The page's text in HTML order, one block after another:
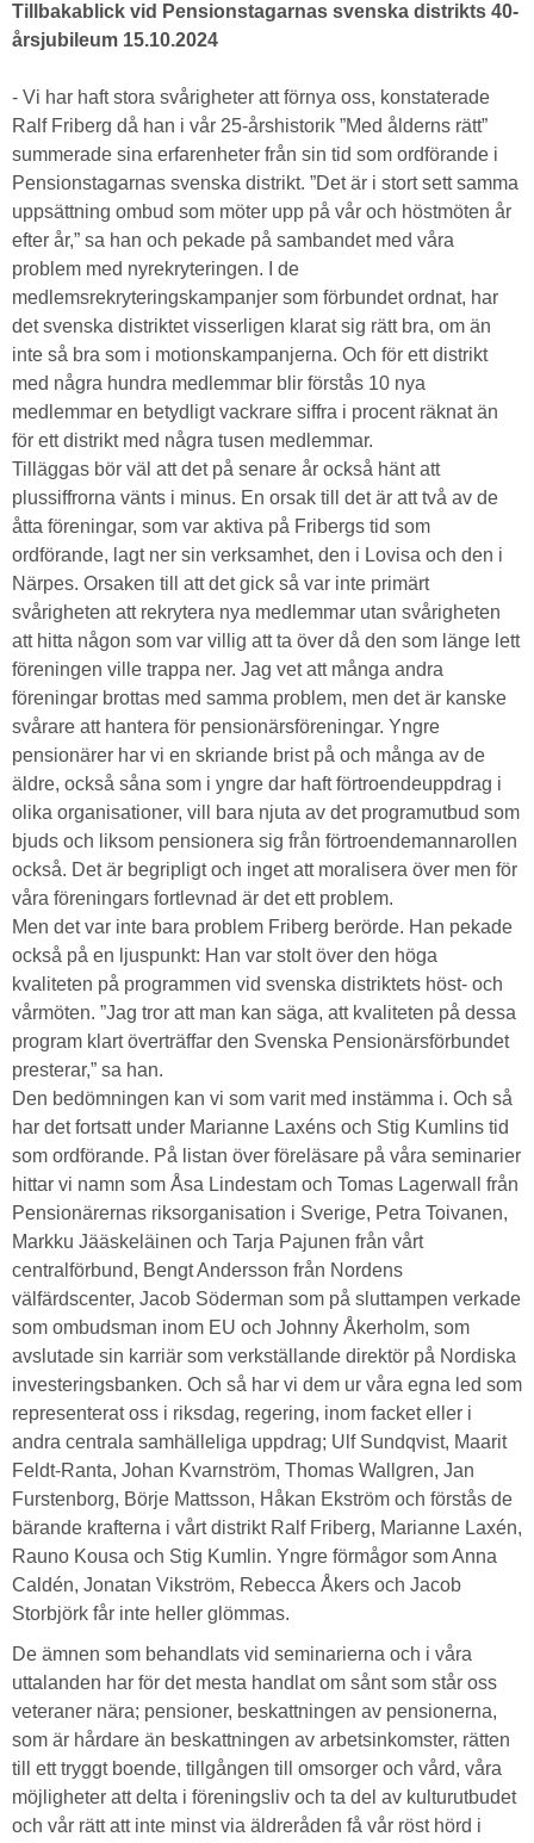
Tillbakablick vid Pensionstagarnas svenska distrikts 40-
årsjubileum 15.10.2024
- Vi har haft stora svårigheter att förnya oss, konstaterade
Ralf Friberg då han i vår 25-årshistorik ”Med ålderns rätt”
summerade sina erfarenheter från sin tid som ordförande i
Pensionstagarnas svenska distrikt. ”Det är i stort sett samma
uppsättning ombud som möter upp på vår och höstmöten år
efter år,” sa han och pekade på sambandet med våra
problem med nyrekryteringen. I de
medlemsrekryteringskampanjer som förbundet ordnat, har
det svenska distriktet visserligen klarat sig rätt bra, om än
inte så bra som i motionskampanjerna. Och för ett distrikt
med några hundra medlemmar blir förstås 10 nya
medlemmar en betydligt vackrare siffra i procent räknat än
för ett distrikt med några tusen medlemmar.
Tilläggas bör väl att det på senare år också hänt att
plussiffrorna vänts i minus. En orsak till det är att två av de
åtta föreningar, som var aktiva på Fribergs tid som
ordförande, lagt ner sin verksamhet, den i Lovisa och den i
Närpes. Orsaken till att det gick så var inte primärt
svårigheten att rekrytera nya medlemmar utan svårigheten
att hitta någon som var villig att ta över då den som länge lett
föreningen ville trappa ner. Jag vet att många andra
föreningar brottas med samma problem, men det är kanske
svårare att hantera för pensionärsföreningar. Yngre
pensionärer har vi en skriande brist på och många av de
äldre, också såna som i yngre dar haft förtroendeuppdrag i
olika organisationer, vill bara njuta av det programutbud som
bjuds och liksom pensionera sig från förtroendemannarollen
också. Det är begripligt och inget att moralisera över men för
våra föreningars fortlevnad är det ett problem.
Men det var inte bara problem Friberg berörde. Han pekade
också på en ljuspunkt: Han var stolt över den höga
kvaliteten på programmen vid svenska distriktets höst- och
vårmöten. ”Jag tror att man kan säga, att kvaliteten på dessa
program klart överträffar den Svenska Pensionärsförbundet
presterar,” sa han.
Den bedömningen kan vi som varit med instämma i. Och så
har det fortsatt under Marianne Laxéns och Stig Kumlins tid
som ordförande. På listan över föreläsare på våra seminarier
hittar vi namn som Åsa Lindestam och Tomas Lagerwall från
Pensionärernas riksorganisation i Sverige, Petra Toivanen,
Markku Jääskeläinen och Tarja Pajunen från vårt
centralförbund, Bengt Andersson från Nordens
välfärdscenter, Jacob Söderman som på sluttampen verkade
som ombudsman inom EU och Johnny Åkerholm, som
avslutade sin karriär som verkställande direktör på Nordiska
investeringsbanken. Och så har vi dem ur våra egna led som
representerat oss i riksdag, regering, inom facket eller i
andra centrala samhälleliga uppdrag; Ulf Sundqvist, Maarit
Feldt-Ranta, Johan Kvarnström, Thomas Wallgren, Jan
Furstenborg, Börje Mattsson, Håkan Ekström och förstås de
bärande krafterna i vårt distrikt Ralf Friberg, Marianne Laxén,
Rauno Kousa och Stig Kumlin. Yngre förmågor som Anna
Caldén, Jonatan Vikström, Rebecca Åkers och Jacob
Storbjörk får inte heller glömmas.
De ämnen som behandlats vid seminarierna och i våra
uttalanden har för det mesta handlat om sånt som står oss
veteraner nära; pensioner, beskattningen av pensionerna,
som är hårdare än beskattningen av arbetsinkomster, rätten
till ett tryggt boende, tillgången till omsorger och vård, våra
möjligheter att delta i föreningsliv och ta del av kulturutbudet
och vår rätt att inte minst via äldreråden få vår röst hörd i